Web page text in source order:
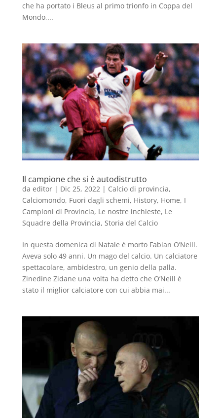
che ha portato i Bleus al primo trionfo in Coppa del
Mondo,...
Il campione che si è autodistrutto
da editor| Dic 25, 2022| Calcio di provincia,
Calciomondo, Fuori dagli schemi, History, Home, I
Campioni di Provincia, Le nostre inchieste, Le
Squadre della Provincia, Storia del Calcio
In questa domenica di Natale è morto Fabian O’Neill.
Aveva solo 49 anni. Un mago del calcio. Un calciatore
spettacolare, ambidestro, un genio della palla.
Zinedine Zidane una volta ha detto che O’Neill è
stato il miglior calciatore con cui abbia mai...